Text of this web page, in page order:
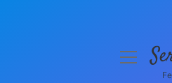
menüyü